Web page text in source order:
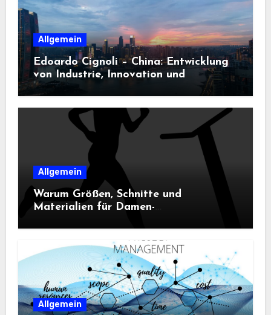
Allgemein
Edoardo Cignoli – China: Entwicklung
von Industrie, Innovation und
Technologie
Allgemein
Warum Größen, Schnitte und
Materialien für Damen-
Allgemein